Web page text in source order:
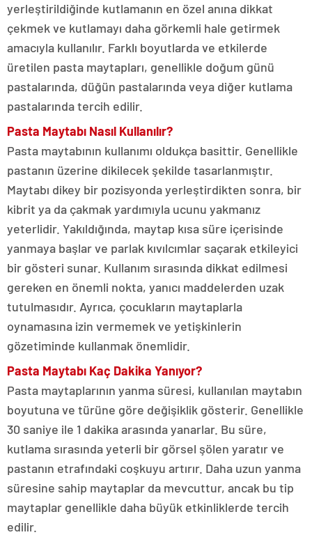
yerleştirildiğinde kutlamanın en özel anına dikkat
çekmek ve kutlamayı daha görkemli hale getirmek
amacıyla kullanılır. Farklı boyutlarda ve etkilerde
üretilen pasta maytapları, genellikle doğum günü
pastalarında, düğün pastalarında veya diğer kutlama
pastalarında tercih edilir.
Pasta Maytabı Nasıl Kullanılır?
Pasta maytabının kullanımı oldukça basittir. Genellikle
pastanın üzerine dikilecek şekilde tasarlanmıştır.
Maytabı dikey bir pozisyonda yerleştirdikten sonra, bir
kibrit ya da çakmak yardımıyla ucunu yakmanız
yeterlidir. Yakıldığında, maytap kısa süre içerisinde
yanmaya başlar ve parlak kıvılcımlar saçarak etkileyici
bir gösteri sunar. Kullanım sırasında dikkat edilmesi
gereken en önemli nokta, yanıcı maddelerden uzak
tutulmasıdır. Ayrıca, çocukların maytaplarla
oynamasına izin vermemek ve yetişkinlerin
gözetiminde kullanmak önemlidir.
Pasta Maytabı Kaç Dakika Yanıyor?
Pasta maytaplarının yanma süresi, kullanılan maytabın
boyutuna ve türüne göre değişiklik gösterir. Genellikle
30 saniye ile 1 dakika arasında yanarlar. Bu süre,
kutlama sırasında yeterli bir görsel şölen yaratır ve
pastanın etrafındaki coşkuyu artırır. Daha uzun yanma
süresine sahip maytaplar da mevcuttur, ancak bu tip
maytaplar genellikle daha büyük etkinliklerde tercih
edilir.